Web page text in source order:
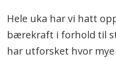
Hele uka har vi hatt
bærekraft i forhold til
har utforsket hvor